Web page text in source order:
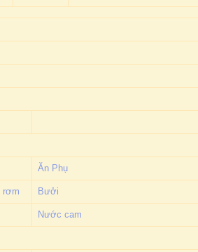
Ăn Phụ
rơm Bưởi
Nước cam